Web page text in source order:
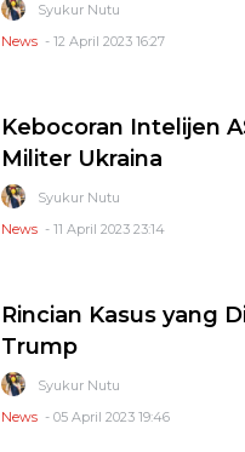
Syukur Nutu
News - 12 April 2023 16:27
Kebocoran Intelijen
Militer Ukraina
Syukur Nutu
News - 11 April 2023 23:14
Rincian Kasus yang
Trump
Syukur Nutu
News - 05 April 2023 19:46